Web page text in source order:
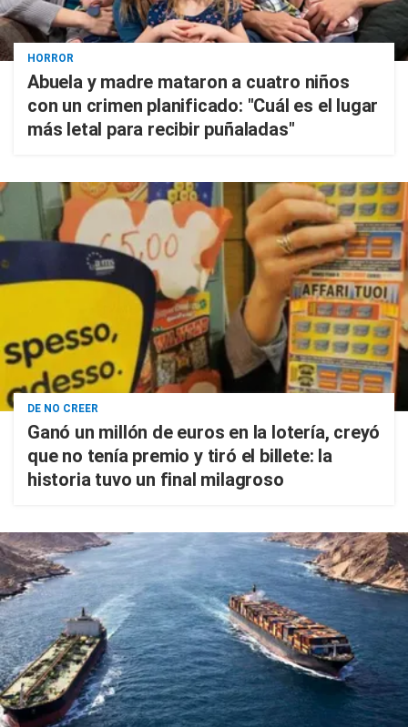
HORROR
Abuela y madre mataron a cuatro niños
con un crimen planificado: "Cuál es el lugar
más letal para recibir puñaladas"
DE NO CREER
Ganó un millón de euros en la lotería, creyó
que no tenía premio y tiró el billete: la
historia tuvo un final milagroso